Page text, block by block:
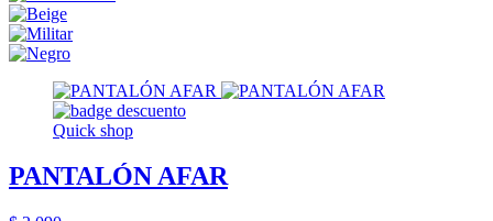
Quick shop
PANTALÓN AFAR